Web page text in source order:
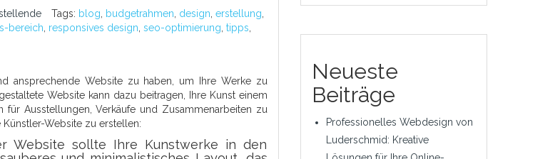
Tags: blog budgetrahmen design erstellung
bereich responsives design seo-optimierung tipps
ansprechende Website zu haben, um Ihre Werke zu
Website kann dazu beitragen, Ihre Kunst einem
Ausstellungen, Verkäufe und Zusammenarbeiten zu
Website zu erstellen:
Website sollte Ihre Kunstwerke in den
Neueste
Beiträge
Professionelles Webdesign von
Luderschmid: Kreative